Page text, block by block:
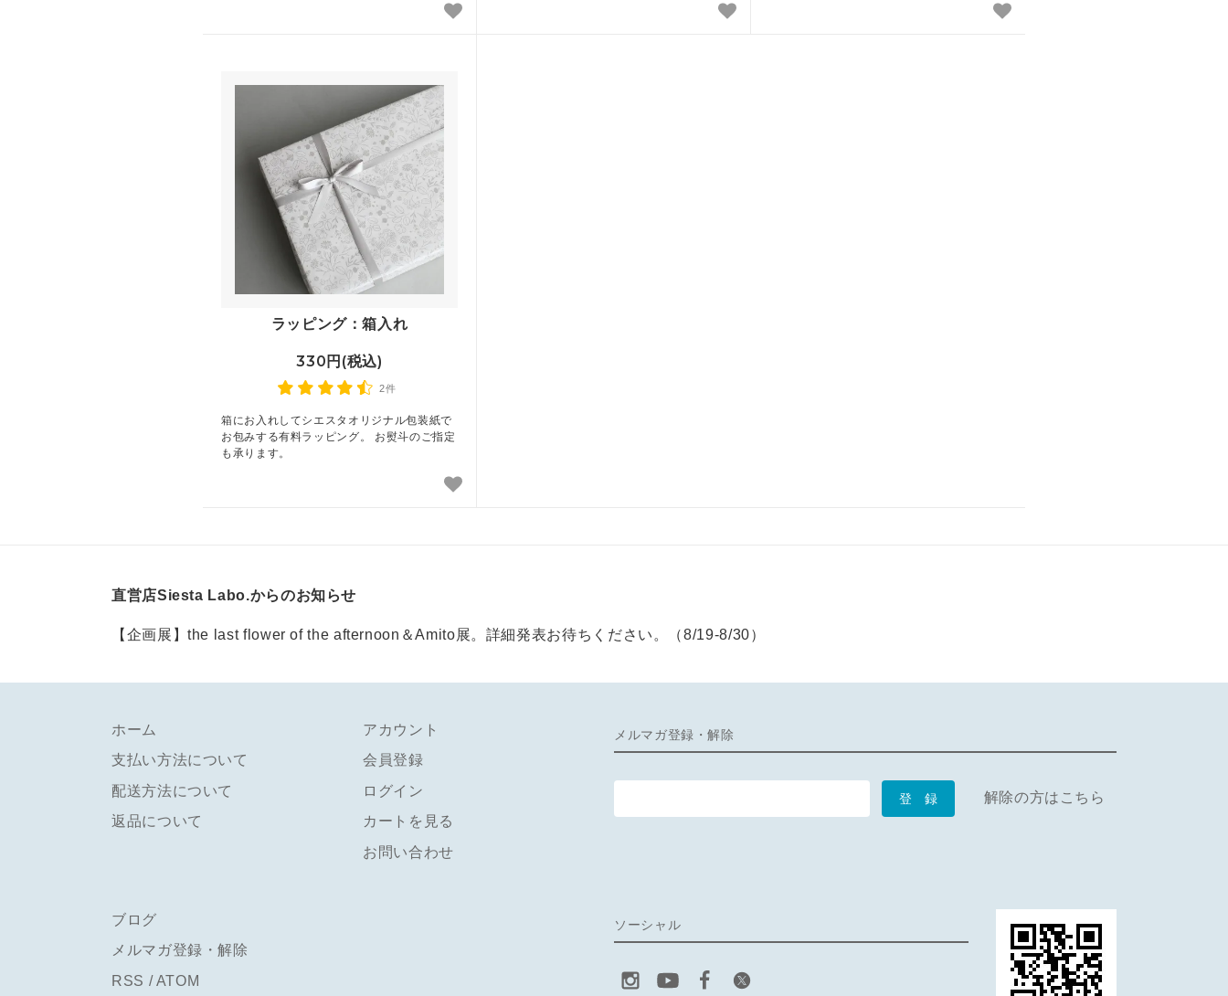
ラッピング：箱入れ
330円(税込)
2件
箱にお入れしてシエスタオリジナル包装紙で
お包みする有料ラッピング。 お熨斗のご指定
も承ります。
直営店Siesta Labo.からのお知らせ
【企画展】the last flower of the afternoon＆Amito展。詳細発表お待ちください。（8/19-8/30）
メルマガ登録・解除
解除の方はこちら
ホーム
支払い方法について
配送方法について
返品について
アカウント
会員登録
ログイン
カートを見る
お問い合わせ
ソーシャル
ブログ
メルマガ登録・解除
RSS /ATOM